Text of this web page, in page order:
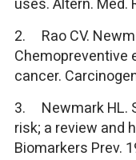
2. Rao CV.
Chemopreventive
cancer.
3. Newmark HL.
risk; a review and
Biomarkers Prev.